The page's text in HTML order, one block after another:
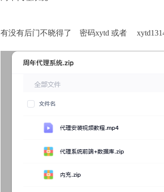
有没有后门不晓得了 密码xytd 或者